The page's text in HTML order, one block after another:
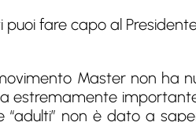
puoi fare capo al
Master non ha
estremamente
“adulti” non è dato a